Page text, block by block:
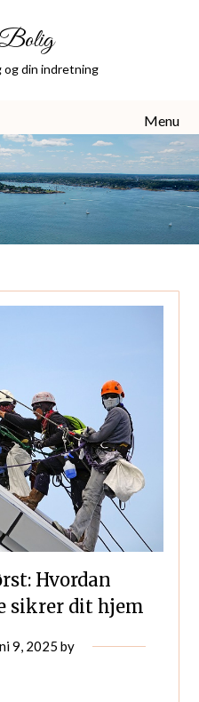
og din indretning
Menu
Hvordan
sikrer dit hjem
9, 2025 by